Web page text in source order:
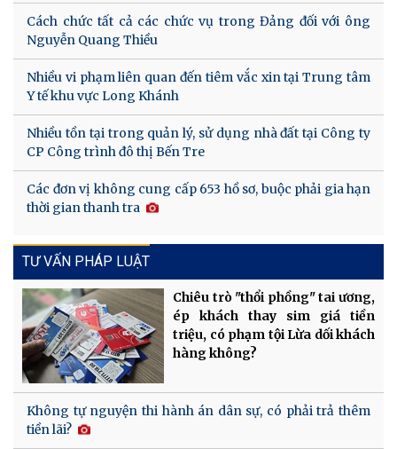
Cách chức tất cả các chức vụ trong Đảng đối với ông
Nguyễn Quang Thiều
Nhiều vi phạm liên quan đến tiêm vắc xin tại Trung tâm
Y tế khu vực Long Khánh
Nhiều tồn tại trong quản lý, sử dụng nhà đất tại Công ty
CP Công trình đô thị Bến Tre
Các đơn vị không cung cấp 653 hồ sơ, buộc phải gia hạn
thời gian thanh tra
TƯ VẤN PHÁP LUẬT
Chiêu trò "thổi phồng" tai ương,
ép khách thay sim giá tiền
triệu, có phạm tội Lừa dối khách
hàng không?
Không tự nguyện thi hành án dân sự, có phải trả thêm
tiền lãi?